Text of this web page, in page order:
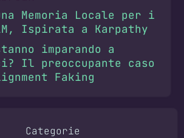
Memoria Locale per i
Ispirata a Karpathy
imparando a
Il preoccupante caso
Faking
Categorie